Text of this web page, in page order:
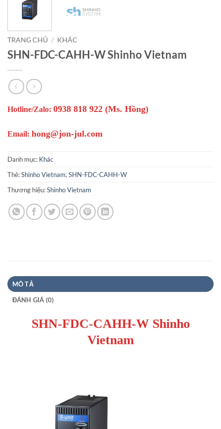
TRANG CHỦ / KHÁC
SHN-FDC-CAHH-W Shinho Vietnam
Hotline/Zalo: 0938 818 922 (Ms. Hồng)
Email: hong@jon-jul.com
Danh mục: Khác
Thẻ:Shinho Vietnam, SHN-FDC-CAHH-W
Thương hiệu:Shinho Vietnam
MÔ TẢ
ĐÁNH GIÁ (0)
SHN-FDC-CAHH-W Shinho
Vietnam